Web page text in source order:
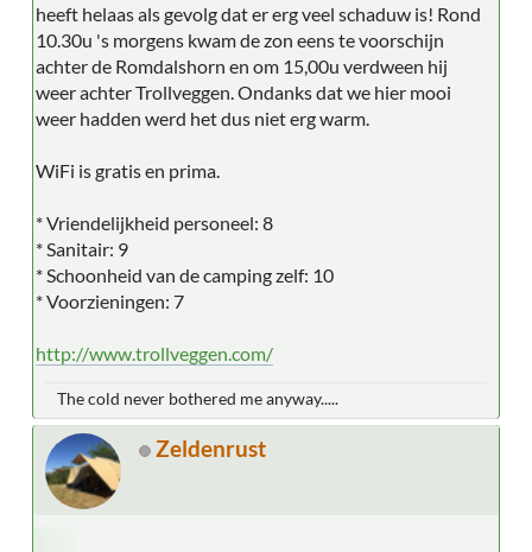
heeft helaas als gevolg dat er erg veel schaduw is! Rond
10.30u 's morgens kwam de zon eens te voorschijn
achter de Romdalshorn en om 15,00u verdween hij
weer achter Trollveggen. Ondanks dat we hier mooi
weer hadden werd het dus niet erg warm.
WiFi is gratis en prima.
* Vriendelijkheid personeel: 8
* Sanitair: 9
* Schoonheid van de camping zelf: 10
* Voorzieningen: 7
http://www.trollveggen.com/
The cold never bothered me anyway.....
Zeldenrust